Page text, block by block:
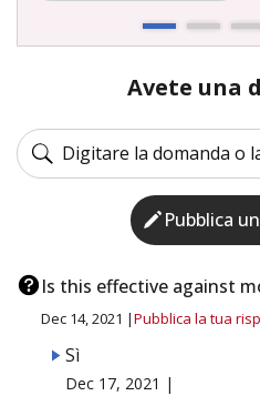
Avete una
Pubblica
Is this effective against
Dec 14, 2021 |Pubblica la tua
Sì
Dec 17, 2021 |